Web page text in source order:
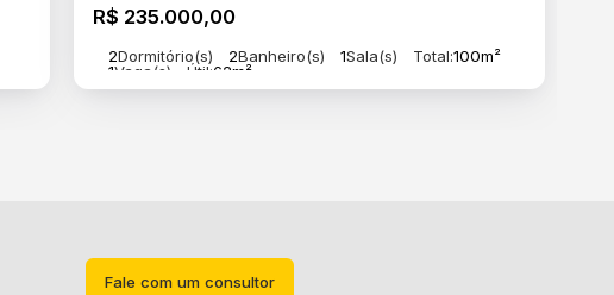
R$ 235.000,00
2Dormitório(s) 2Banheiro(s) 1Sala(s) Total:100m²
1Vaga(s) Útil:62m²
Fale com um consultor